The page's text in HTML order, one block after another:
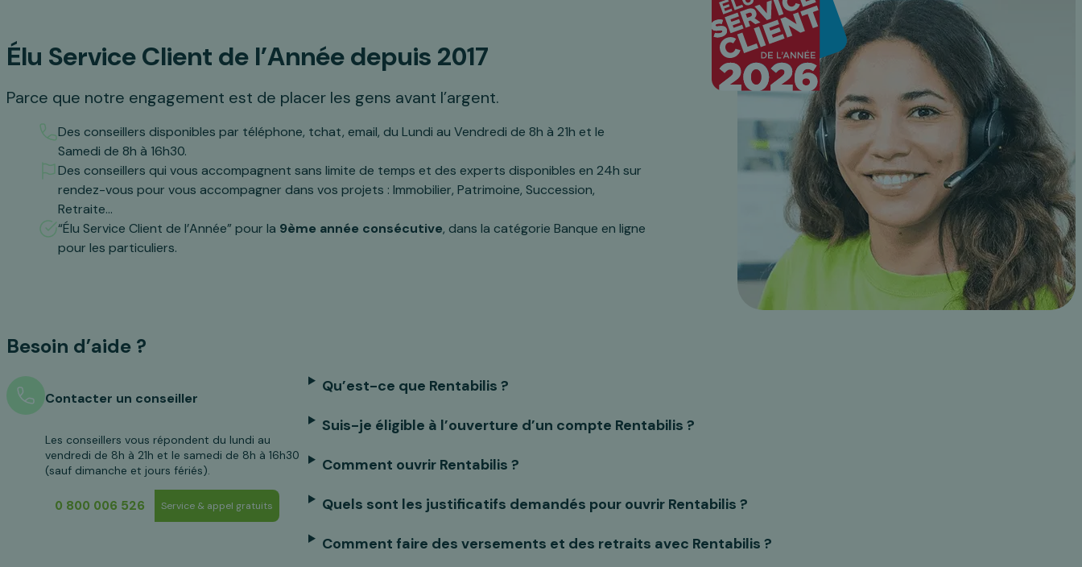
Élu Service Client de l’Année depuis 2017
Parce que notre engagement est de placer les gens avant l’argent.
Des conseillers disponibles par téléphone, tchat, email, du Lundi au Vendredi de 8h à 21h et le
Samedi de 8h à 16h30.
Des conseillers qui vous accompagnent sans limite de temps et des experts disponibles en 24h sur
rendez-vous pour vous accompagner dans vos projets : Immobilier, Patrimoine, Succession,
Retraite…
“Élu Service Client de l’Année” pour la 9ème année consécutive, dans la catégorie Banque en ligne
pour les particuliers.
Besoin d’aide ?
Contacter un conseiller
Les conseillers vous répondent du lundi au
vendredi de 8h à 21h et le samedi de 8h à 16h30
(sauf dimanche et jours fériés).
0 800 006 526 Service & appel gratuits
Qu’est-ce que Rentabilis ?
Suis-je éligible à l’ouverture d’un compte Rentabilis ?
Comment ouvrir Rentabilis ?
Quels sont les justificatifs demandés pour ouvrir Rentabilis ?
Comment faire des versements et des retraits avec Rentabilis ?